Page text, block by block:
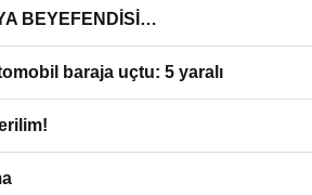
BEYEFENDİSİ…
baraja uçtu: 5 yaralı